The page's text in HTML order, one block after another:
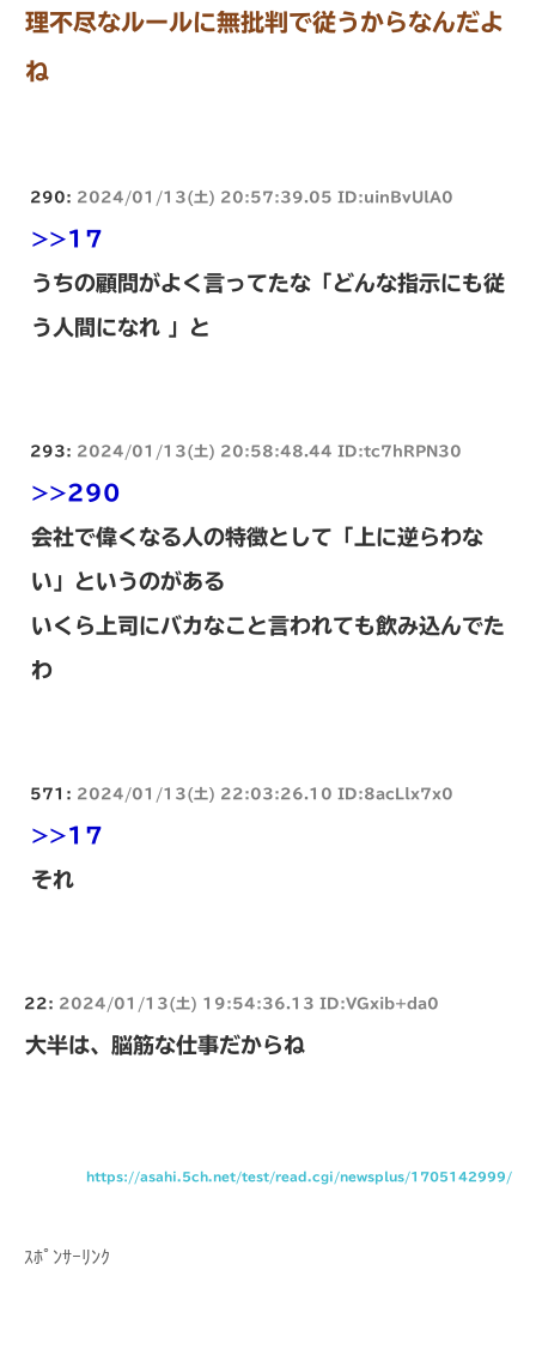
理不尽なルールに無批判で従うからなんだよ
ね
290: 2024/01/13(土) 20:57:39.05 ID:uinBvUlA0
>>17
うちの顧問がよく言ってたな「どんな指示にも従
う人間になれ 」と
293: 2024/01/13(土) 20:58:48.44 ID:tc7hRPN30
>>290
会社で偉くなる人の特徴として「上に逆らわな
い」というのがある
いくら上司にバカなこと言われても飲み込んでた
わ
571: 2024/01/13(土) 22:03:26.10 ID:8acLlx7x0
>>17
それ
22: 2024/01/13(土) 19:54:36.13 ID:VGxib+da0
大半は、脳筋な仕事だからね
https://asahi.5ch.net/test/read.cgi/newsplus/1705142999/
ｽﾎﾟﾝｻｰﾘﾝｸ